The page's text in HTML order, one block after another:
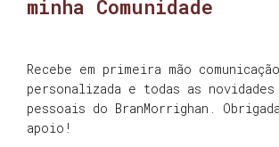
minha Comunidade
Recebe em primeira mão comunicação
personalizada e todas as
pessoais do BranMorrighan.
apoio!